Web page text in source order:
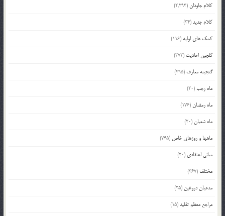
کلام جاودان(2,293)
کلام جدید(34)
کمک های اولیه (116)
گلچین احادیث (372)
گنجینه معارف (495)
ماه رجب(20)
ماه رمضان(176)
ماه شعبان(20)
ماهها و روزهای خاص (745)
مبانی اعتقادی (20)
مختلف (367)
مدعیان دروغین (25)
مراجع معظم تقلید(15)